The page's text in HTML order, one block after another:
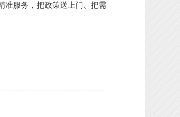
准服务，把政策送上门、把需